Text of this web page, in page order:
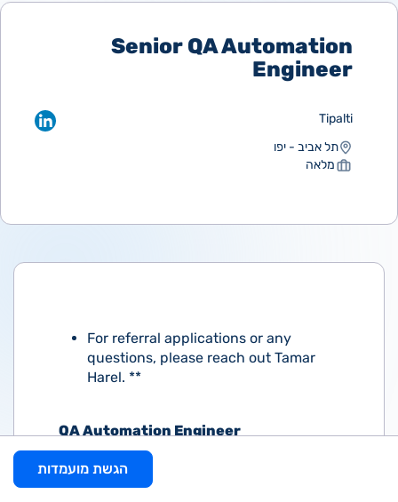
Senior QA Automation
Engineer
Tipalti
תל אביב - יפו
מלאה
For referral applications or any
questions, please reach out Tamar
Harel. **
QA Automation Engineer
The payments group is responsible for the
entire payment cycle - payouts and
הגשת מועמדות